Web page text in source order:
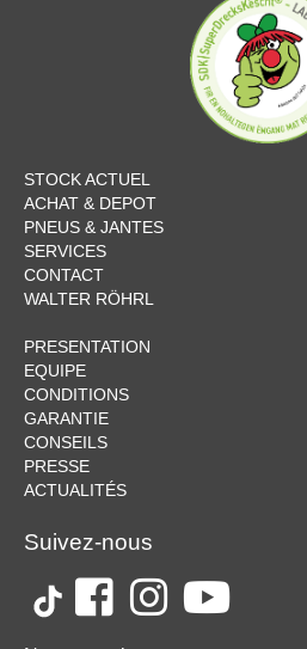
STOCK ACTUEL
ACHAT & DEPOT
PNEUS & JANTES
SERVICES
CONTACT
WALTER RÖHRL
PRESENTATION
EQUIPE
CONDITIONS
GARANTIE
CONSEILS
PRESSE
ACTUALITÉS
Suivez-nous